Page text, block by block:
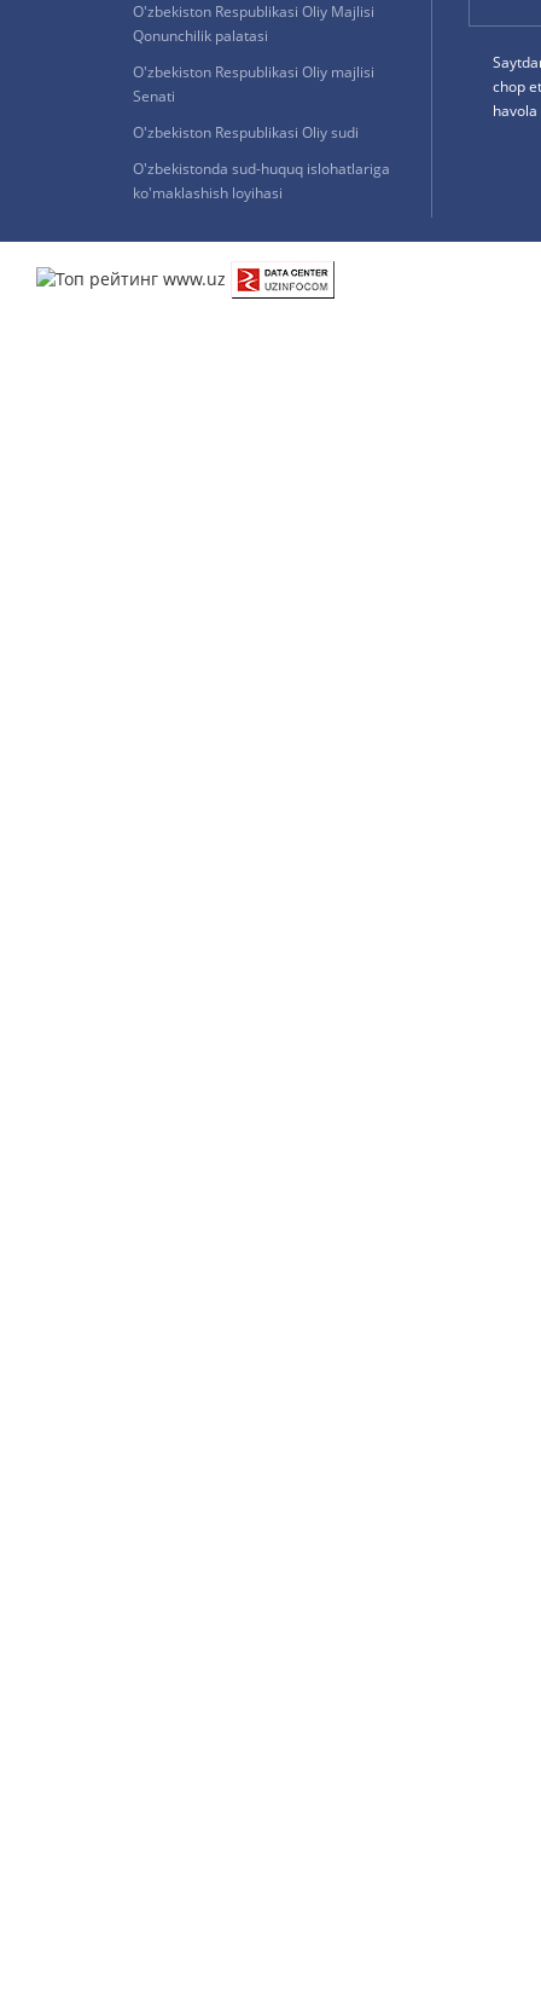
O'zbekiston Respublikasi Oliy Majlisi
Qonunchilik palatasi
O'zbekiston Respublikasi Oliy majlisi
Senati
O'zbekiston Respublikasi Oliy sudi
O'zbekistonda sud-huquq islohatlariga
ko'maklashish loyihasi
chop